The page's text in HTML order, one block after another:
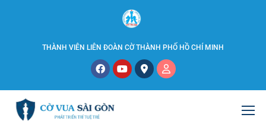
THÀNH VIÊN LIÊN ĐOÀN CỜ THÀNH PHỐ HỒ CHÍ MINH